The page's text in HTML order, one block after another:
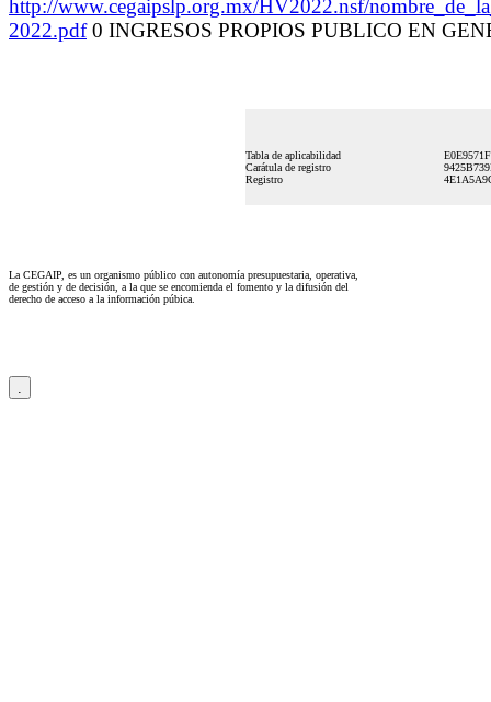
http://www.cegaipslp.org.mx/HV2022.nsf/
2022.pdf0 INGRESOS PROPIOS PUBLICO EN
Tabla de aplicabilidad
Carátula de registro
Registro
La CEGAIP, es un organismo público con autonomía presupuestaria, operativa,
de gestión y de decisión, a la que se encomienda el fomento y la difusión del
derecho de acceso a la información púbica.